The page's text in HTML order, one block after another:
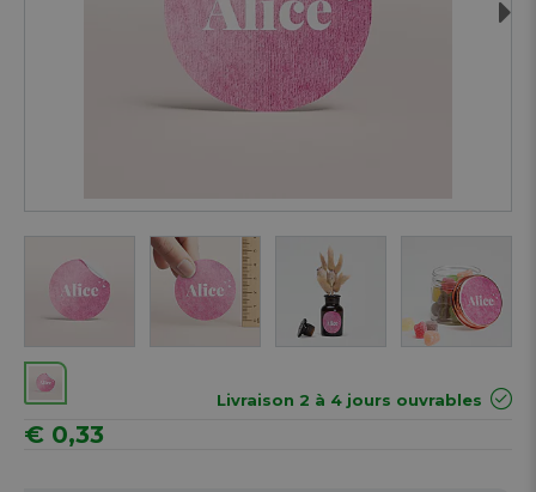
Livraison 2 à 4 jours ouvrables
€ 0,33